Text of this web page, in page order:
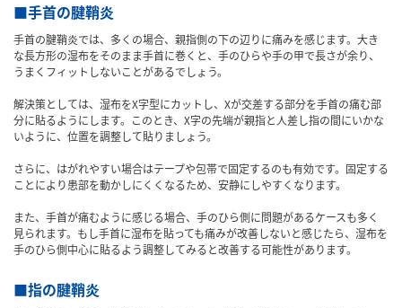
■手首の腱鞘炎
手首の腱鞘炎では、多くの場合、親指側の下の辺りに痛みを感じます。大き
な長方形の湿布をそのまま手首に巻くと、手のひらや手の甲で長さが余り、
うまくフィットしないことがあるでしょう。
解決策としては、湿布をX字型にカットし、Xが交差する部分を手首の痛む部
分に貼るようにします。このとき、X字の先端が親指と人差し指の間にいかな
いように、位置を調整して貼りましょう。
さらに、はがれやすい場合はテープや包帯で固定するのも有効です。固定する
ことにより患部を動かしにくくなるため、安静にしやすくなります。
また、手首が痛むように感じる場合、手のひら側に問題があるケースも多く
見られます。もし手首に湿布を貼っても痛みが改善しないと感じたら、湿布を
手のひら側中心に貼るよう調整してみると改善する可能性があります。
■指の腱鞘炎